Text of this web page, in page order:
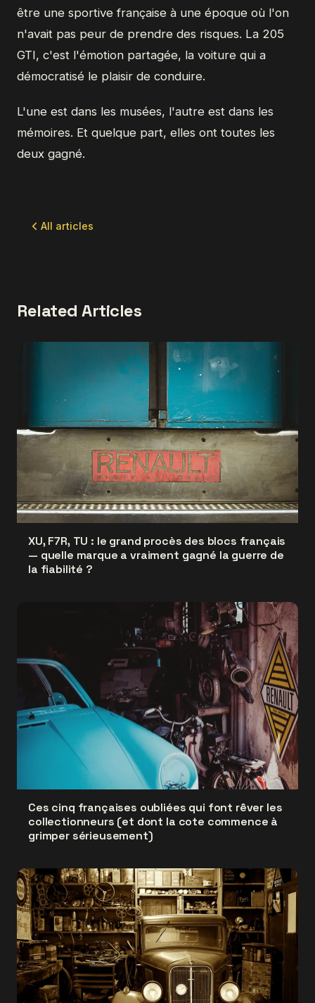
être une sportive française à une époque où l'on
n'avait pas peur de prendre des risques. La 205
GTI, c'est l'émotion partagée, la voiture qui a
démocratisé le plaisir de conduire.
L'une est dans les musées, l'autre est dans les
mémoires. Et quelque part, elles ont toutes les
deux gagné.
All articles
Related Articles
XU, F7R, TU : le grand procès des blocs français
— quelle marque a vraiment gagné la guerre de
la fiabilité ?
Ces cinq françaises oubliées qui font rêver les
collectionneurs (et dont la cote commence à
grimper sérieusement)